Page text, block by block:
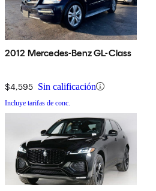
2012 Mercedes-Benz GL-Class
$4,595 Sin calificación
Incluye tarifas de conc.